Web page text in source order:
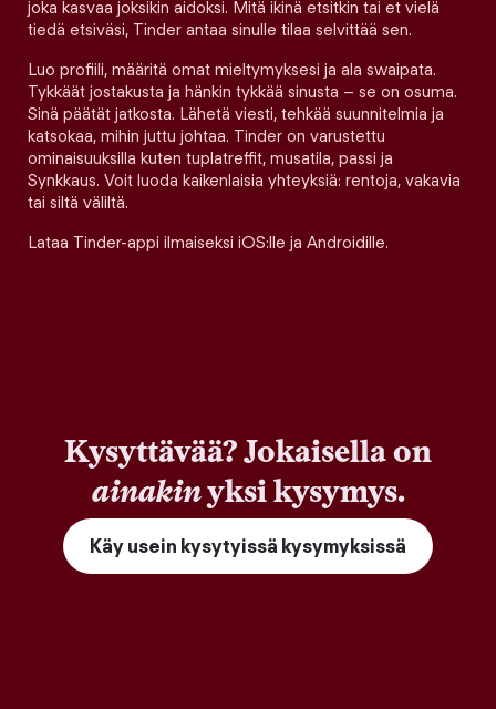
joka kasvaa joksikin aidoksi. Mitä ikinä etsitkin tai et vielä
tiedä etsiväsi, Tinder antaa sinulle tilaa selvittää sen.
Luo profiili, määritä omat mieltymyksesi ja ala swaipata.
Tykkäät jostakusta ja hänkin tykkää sinusta – se on osuma.
Sinä päätät jatkosta. Lähetä viesti, tehkää suunnitelmia ja
katsokaa, mihin juttu johtaa. Tinder on varustettu
ominaisuuksilla kuten tuplatreffit, musatila, passi ja
Synkkaus. Voit luoda kaikenlaisia yhteyksiä: rentoja, vakavia
tai siltä väliltä.
Lataa Tinder-appi ilmaiseksi iOS:lle ja Androidille.
Kysyttävää? Jokaisella on
ainakinyksi kysymys.
Käy usein kysytyissä kysymyksissä